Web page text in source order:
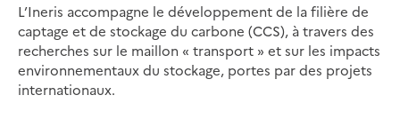
L’Ineris accompagne le développement de la filière de
captage et de stockage du carbone (CCS), à travers des
recherches sur le maillon « transport » et sur les impacts
environnementaux du stockage, portes par des projets
internationaux.